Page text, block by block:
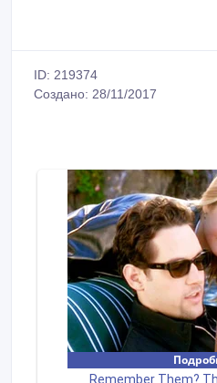
ID: 219374
Создано: 28/11/2017